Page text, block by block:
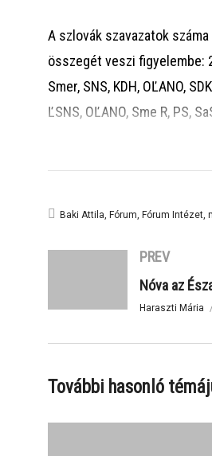
A szlovák szavazatok
összegét veszi figyelembe:
Smer, SNS, KDH, OĽANO,
ĽSNS, OĽANO, Sme R, PS,
Nem városi jellegű és
Dél-Szlovákiából a nyugat-
Eredetileg elsősorban a
Szövetség tisztújító
elhalasztották. Öllös
Baki Attila Fórum Fórum Intézet
PREV
Nóva az
Haraszti Mária
További hasonló